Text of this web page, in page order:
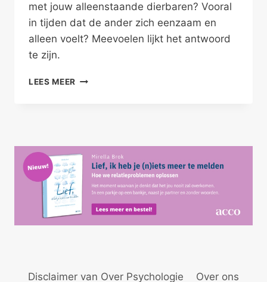
met jouw alleenstaande dierbaren? Vooral
in tijden dat de ander zich eenzaam en
alleen voelt? Meevoelen lijkt het antwoord
te zijn.
LEES MEER EMPATHIE
Disclaimer van Over Psychologie Over ons